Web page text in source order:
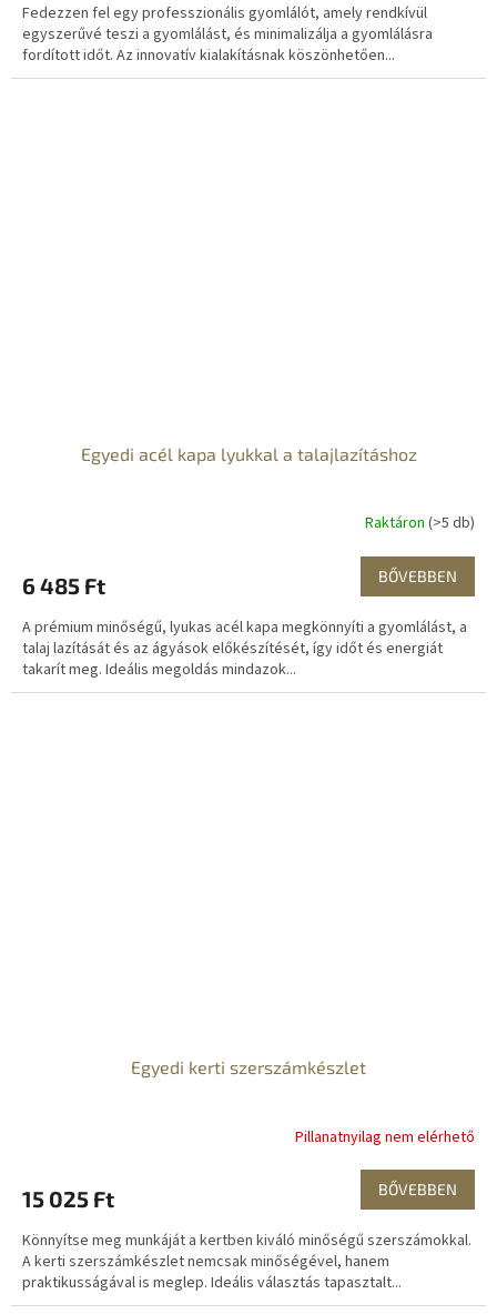
Fedezzen fel egy professzionális gyomlálót, amely rendkívül
egyszerűvé teszi a gyomlálást, és minimalizálja a gyomlálásra
fordított időt. Az innovatív kialakításnak köszönhetően...
Egyedi acél kapa lyukkal a talajlazításhoz
Raktáron (>5 db)
6 485 Ft BŐVEBBEN
A prémium minőségű, lyukas acél kapa megkönnyíti a gyomlálást, a
talaj lazítását és az ágyások előkészítését, így időt és energiát
takarít meg. Ideális megoldás mindazok...
Egyedi kerti szerszámkészlet
Pillanatnyilag nem elérhető
15 025 Ft BŐVEBBEN
Könnyítse meg munkáját a kertben kiváló minőségű szerszámokkal.
A kerti szerszámkészlet nemcsak minőségével, hanem
praktikusságával is meglep. Ideális választás tapasztalt...